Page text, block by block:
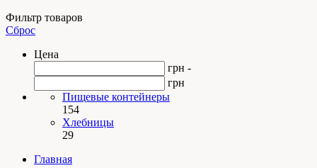
Фильтр товаров
Сброс
Цена
грн -
грн
Пищевые контейнеры
154
Хлебницы
29
Главная